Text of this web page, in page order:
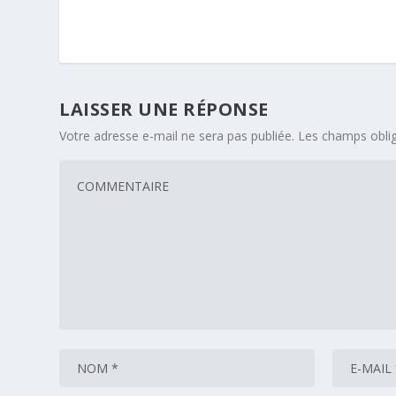
LAISSER UNE RÉPONSE
Votre adresse e-mail ne sera pas publiée. Les champs